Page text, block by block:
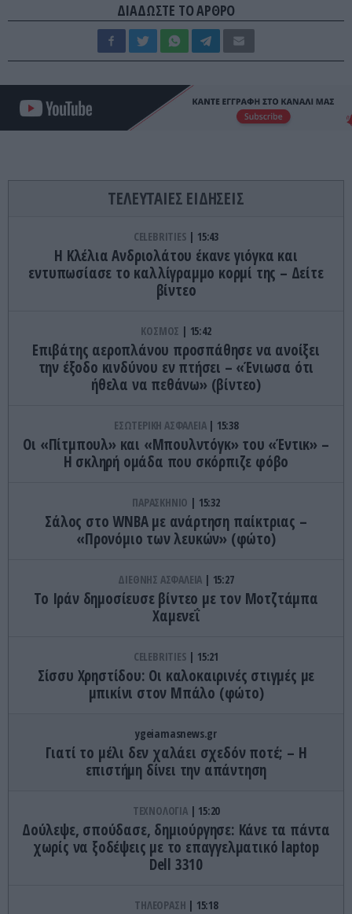
ΔΙΑΔΩΣΤΕ ΤΟ ΑΡΘΡΟ
ΤΕΛΕΥΤΑΙΕΣ ΕΙΔΗΣΕΙΣ
CELEBRITIES 15:43
Η Κλέλια Ανδριολάτου έκανε γιόγκα και
εντυπωσίασε το καλλίγραμμο κορμί της – Δείτε
βίντεο
ΚΟΣΜΟΣ 15:42
Επιβάτης αεροπλάνου προσπάθησε να ανοίξει
την έξοδο κινδύνου εν πτήσει – «Ένιωσα ότι
ήθελα να πεθάνω» (βίντεο)
ΕΣΩΤΕΡΙΚΗ ΑΣΦΑΛΕΙΑ 15:38
Οι «Πίτμπουλ» και «Μπουλντόγκ» του «Έντικ» –
Η σκληρή ομάδα που σκόρπιζε φόβο
ΠΑΡΑΣΚΗΝΙΟ 15:32
Σάλος στο WNBA με ανάρτηση παίκτριας –
«Προνόμιο των λευκών» (φώτο)
ΔΙΕΘΝΗΣ ΑΣΦΑΛΕΙΑ 15:27
Το Ιράν δημοσίευσε βίντεο με τον Μοτζτάμπα
Χαμενεΐ
CELEBRITIES 15:21
Σίσσυ Χρηστίδου: Οι καλοκαιρινές στιγμές με
μπικίνι στον Μπάλο (φώτο)
ygeiamasnews.gr
Γιατί το μέλι δεν χαλάει σχεδόν ποτέ; – Η
επιστήμη δίνει την απάντηση
ΤΕΧΝΟΛΟΓΙΑ 15:20
Δούλεψε, σπούδασε, δημιούργησε: Kάνε τα πάντα
χωρίς να ξοδέψεις με το επαγγελματικό laptop
Dell 3310
ΤΗΛΕΟΡΑΣΗ 15:18